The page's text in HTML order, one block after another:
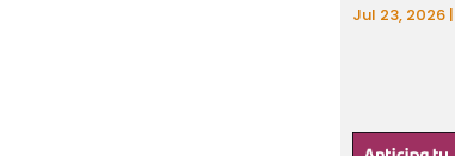
Jul 23, 2026 |